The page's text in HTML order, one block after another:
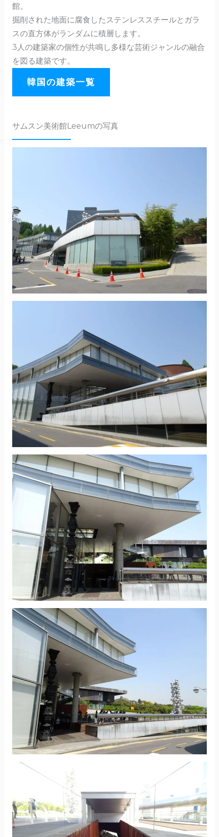
館。
掘削された地面に腐食したステンレススチールとガラ
スの直方体がランダムに積層します。
3人の建築家の個性が共鳴し多様な芸術ジャンルの融合
を図る建築です。
韓国の建築一覧
サムスン美術館Leeumの写真